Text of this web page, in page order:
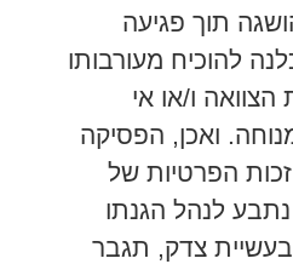
תוך פגיעה
להוכיח מעורבותו
ו/או אי
ואכן, הפסיקה
הפרטיות של
נתבע לנהל הגנתו
צדק, תגבר